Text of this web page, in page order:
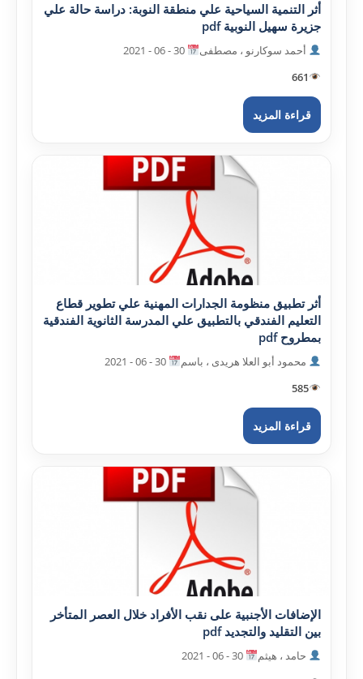
أثر التنمية السياحية علي منطقة النوبة: دراسة حالة علي
جزيرة سهيل النوبية pdf
أحمد سوکارنو ، مصطفى
661
قراءة المزيد
أثر تطبيق منظومة الجدارات المهنية علي تطوير قطاع
التعليم الفندقي بالتطبيق علي المدرسة الثانوية الفندقية
بمطروح pdf
محمود أبو العلا هريدى ، باسم
585
قراءة المزيد
الإضافات الأجنبية على نقب الأفراد خلال العصر المتأخر
بين التقليد والتجديد pdf
حامد ، هيثم